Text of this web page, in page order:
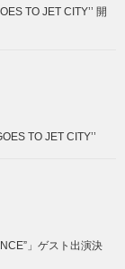
TO JET CITY’’ 開
TO JET CITY’’
」ゲスト出演決